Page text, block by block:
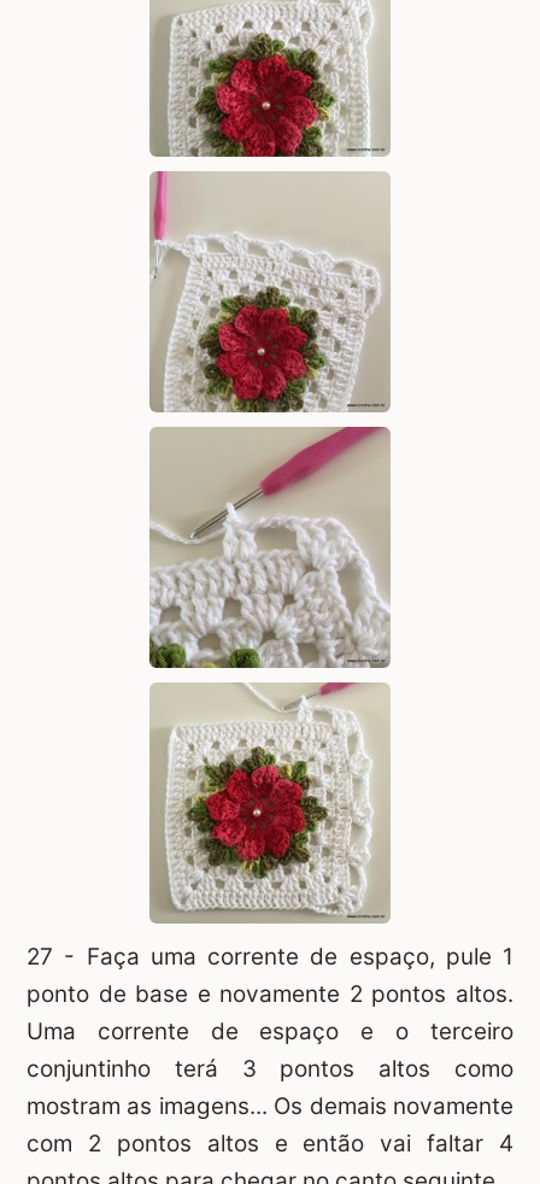
27 - Faça uma corrente de espaço, pule 1
ponto de base e novamente 2 pontos altos.
Uma corrente de espaço e o terceiro
conjuntinho terá 3 pontos altos como
mostram as imagens... Os demais novamente
com 2 pontos altos e então vai faltar 4